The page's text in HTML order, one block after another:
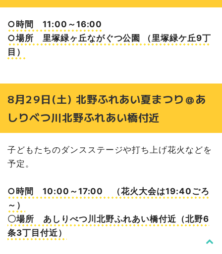
○時間 11:00～16:00
○場所 里塚緑ヶ丘ながぐつ公園 （里塚緑ケ丘9丁
目）
8月29日(土) 北野ふれあい夏まつり＠あ
しりべつ川北野ふれあい橋付近
子どもたちのダンスステージや打ち上げ花火などを
予定。
○時間 10:00～17:00 （花火大会は19:40ごろ
～）
〇場所 あしりべつ川北野ふれあい橋付近（北野6
条3丁目付近）